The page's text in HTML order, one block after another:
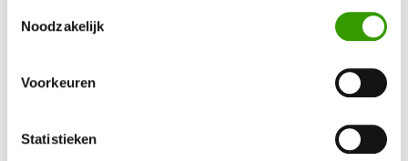
Noodzakelijk
Voorkeuren
Statistieken
Bel mij terug